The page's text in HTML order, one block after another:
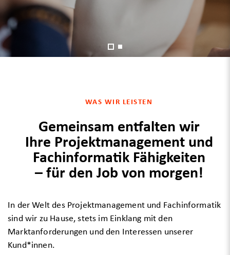
WAS WIR LEISTEN
Gemeinsam entfalten wir
Ihre Projektmanagement und
Fachinformatik Fähigkeiten
– für den Job von morgen!
In der Welt des Projektmanagement und Fachinformatik
sind wir zu Hause, stets im Einklang mit den
Marktanforderungen und den Interessen unserer
Kund*innen.